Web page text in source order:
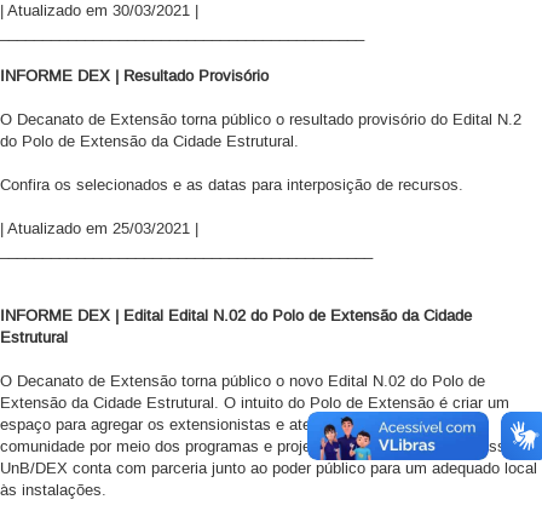
| Atualizado em 30/03/2021 |
INFORME DEX | Resultado Provisório
O Decanato de Extensão torna público o resultado provisório do Edital N.2
do Polo de Extensão da Cidade Estrutural.
Confira os selecionados e as datas para interposição de recursos.
| Atualizado em 25/03/2021 |
INFORME DEX | Edital Edital N.02 do Polo de Extensão da Cidade
Estrutural
O Decanato de Extensão torna público o novo Edital N.02 do Polo de
Extensão da Cidade Estrutural. O intuito do Polo de Extensão é criar um
espaço para agregar os extensionistas e atender as demandas da
comunidade por meio dos programas e projetos desenvolvidos. Para isso, a
UnB/DEX conta com parceria junto ao poder público para um adequado local
às instalações.